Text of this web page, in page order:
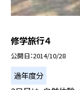
修学旅行４
公開日 2014/10/28
過年度分